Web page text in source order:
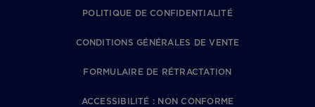
POLITIQUE DE CONFIDENTIALITÉ
CONDITIONS GÉNÉRALES DE VENTE
FORMULAIRE DE RÉTRACTATION
ACCESSIBILITÉ : NON CONFORME